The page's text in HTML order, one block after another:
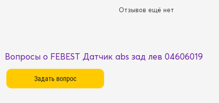
Отзывов ещё нет
Вопросы о FEBEST Датчик abs зад лев 04606019